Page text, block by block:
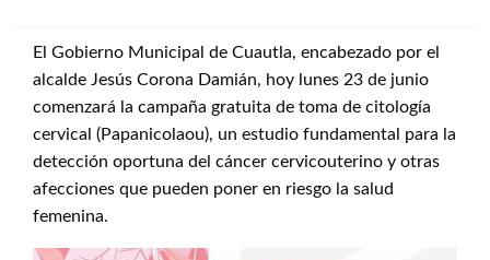
El Gobierno Municipal de Cuautla, encabezado por el
alcalde Jesús Corona Damián, hoy lunes 23 de junio
comenzará la campaña gratuita de toma de citología
cervical (Papanicolaou), un estudio fundamental para la
detección oportuna del cáncer cervicouterino y otras
afecciones que pueden poner en riesgo la salud
femenina.